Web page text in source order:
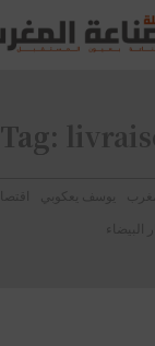
Tag:
يوسف يعكوبي اقتصاد
البيضاء